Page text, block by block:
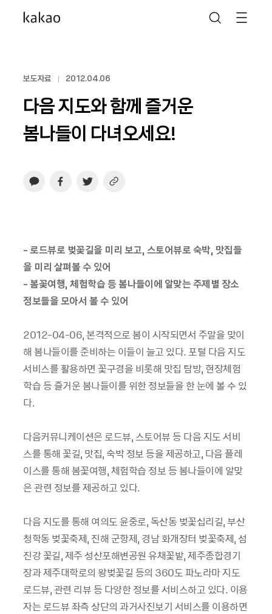
보도자료 2012.04.06
다음 지도와 함께 즐거운
봄나들이 다녀오세요!
- 로드뷰로 벚꽃길을 미리 보고, 스토어뷰로 숙박, 맛집들
을 미리 살펴볼 수 있어
- 봄꽃여행, 체험학습 등 봄나들이에 알맞는 주제별 장소
정보들을 모아서 볼 수 있어
2012-04-06, 본격적으로 봄이 시작되면서 주말을 맞이
해 봄나들이를 준비하는 이들이 늘고 있다. 포털 다음 지도
서비스를 활용하면 꽃구경을 비롯해 맛집 탐방, 현장체험
학습 등 즐거운 봄나들이를 위한 정보들을 한 눈에 볼 수 있
다.
다음커뮤니케이션은 로드뷰, 스토어뷰 등 다음 지도 서비
스를 통해 꽃길, 맛집, 숙박 정보 등을 제공하고, 다음 플레
이스를 통해 봄꽃여행, 체험학습 정보 등 봄나들이에 알맞
은 관련 정보를 제공하고 있다.
다음 지도를 통해 여의도 윤중로, 독산동 벚꽃십리길, 부산
청학동 벚꽃축제, 진해 군항제, 경남 화개장터 벚꽃축제, 섬
진강 꽃길, 제주 성산포해변공원 유채꽃밭, 제주종합경기
장과 제주대학로의 왕벚꽃길 등의 360도 파노라마 지도
로드뷰, 관련 리뷰 등 다양한 정보를 서비스하고 있다. 이용
자는 로드뷰 좌측 상단의 과거사진보기 서비스를 이용하면